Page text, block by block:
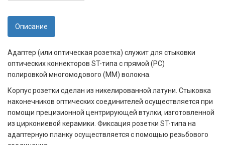
Описание
Адаптер (или оптическая розетка) служит для стыковки
оптических коннекторов ST-типа с прямой (PC)
полировкой многомодового (MM) волокна.
Корпус розетки сделан из никелированной латуни. Стыковка
наконечников оптических соединителей осуществляется при
помощи прецизионной центрирующей втулки, изготовленной
из циркониевой керамики. Фиксация розетки ST-типа на
адаптерную планку осуществляется с помощью резьбового